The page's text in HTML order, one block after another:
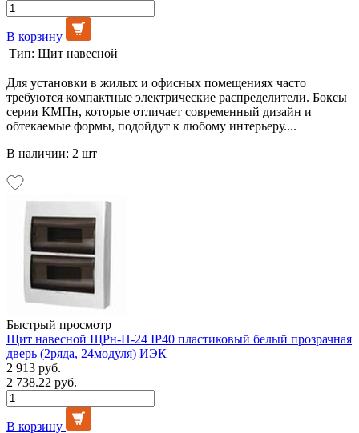
В корзину
Тип: Щит навесной
Для установки в жилых и офисных помещениях часто
требуются компактные электрические распределители. Боксы
серии КМПн, которые отличает современный дизайн и
обтекаемые формы, подойдут к любому интерьеру....
В наличии: 2 шт
Быстрый просмотр
Щит навесной ЩРн-П-24 IP40 пластиковый белый прозрачная
дверь (2ряда, 24модуля) ИЭК
2 913 руб.
2 738.22 руб.
В корзину